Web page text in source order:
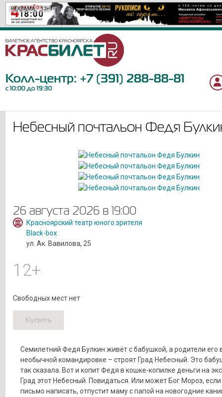
РЕКЛАМА 12+
РЕКЛАМА 12+
РЕКЛАМА 6+
РЕКЛАМА 6+
РЕКЛАМА 6+
РЕКЛАМА 12+
РЕКЛАМА 6+
РЕКЛАМА 12+
РЕКЛАМА 18+
РЕКЛАМА 16+
РЕКЛАМА 12+
РЕКЛАМА 12+
РЕКЛАМА 12+
РЕКЛАМА 18+
РЕКЛАМА 12+
РЕКЛАМА 16+
РЕКЛАМА 12+
РЕКЛАМА 0+
РЕКЛАМА 6+
РЕКЛАМА 6+
Колл-центр: +7 (391) 288-88-81
с 10:00 до 19:30
Небесный почтальон Федя
26 августа 2026 в 19:00
Красноярский театр юного зрителя
Black-box
ул. Ак. Вавилова, 25
12+
Свободных мест нет
Купить
Семилетний Федя Булкин живёт с бабушкой, а родители его
необычной командировке – строят Град Небесный. Это
так сказала. Вот и копит Федя в кошке-копилке деньги на
Град этот Небесный. Повидаться. Или может Бог Мороз,
письмо написать, отпустит маму с папой на новогодние